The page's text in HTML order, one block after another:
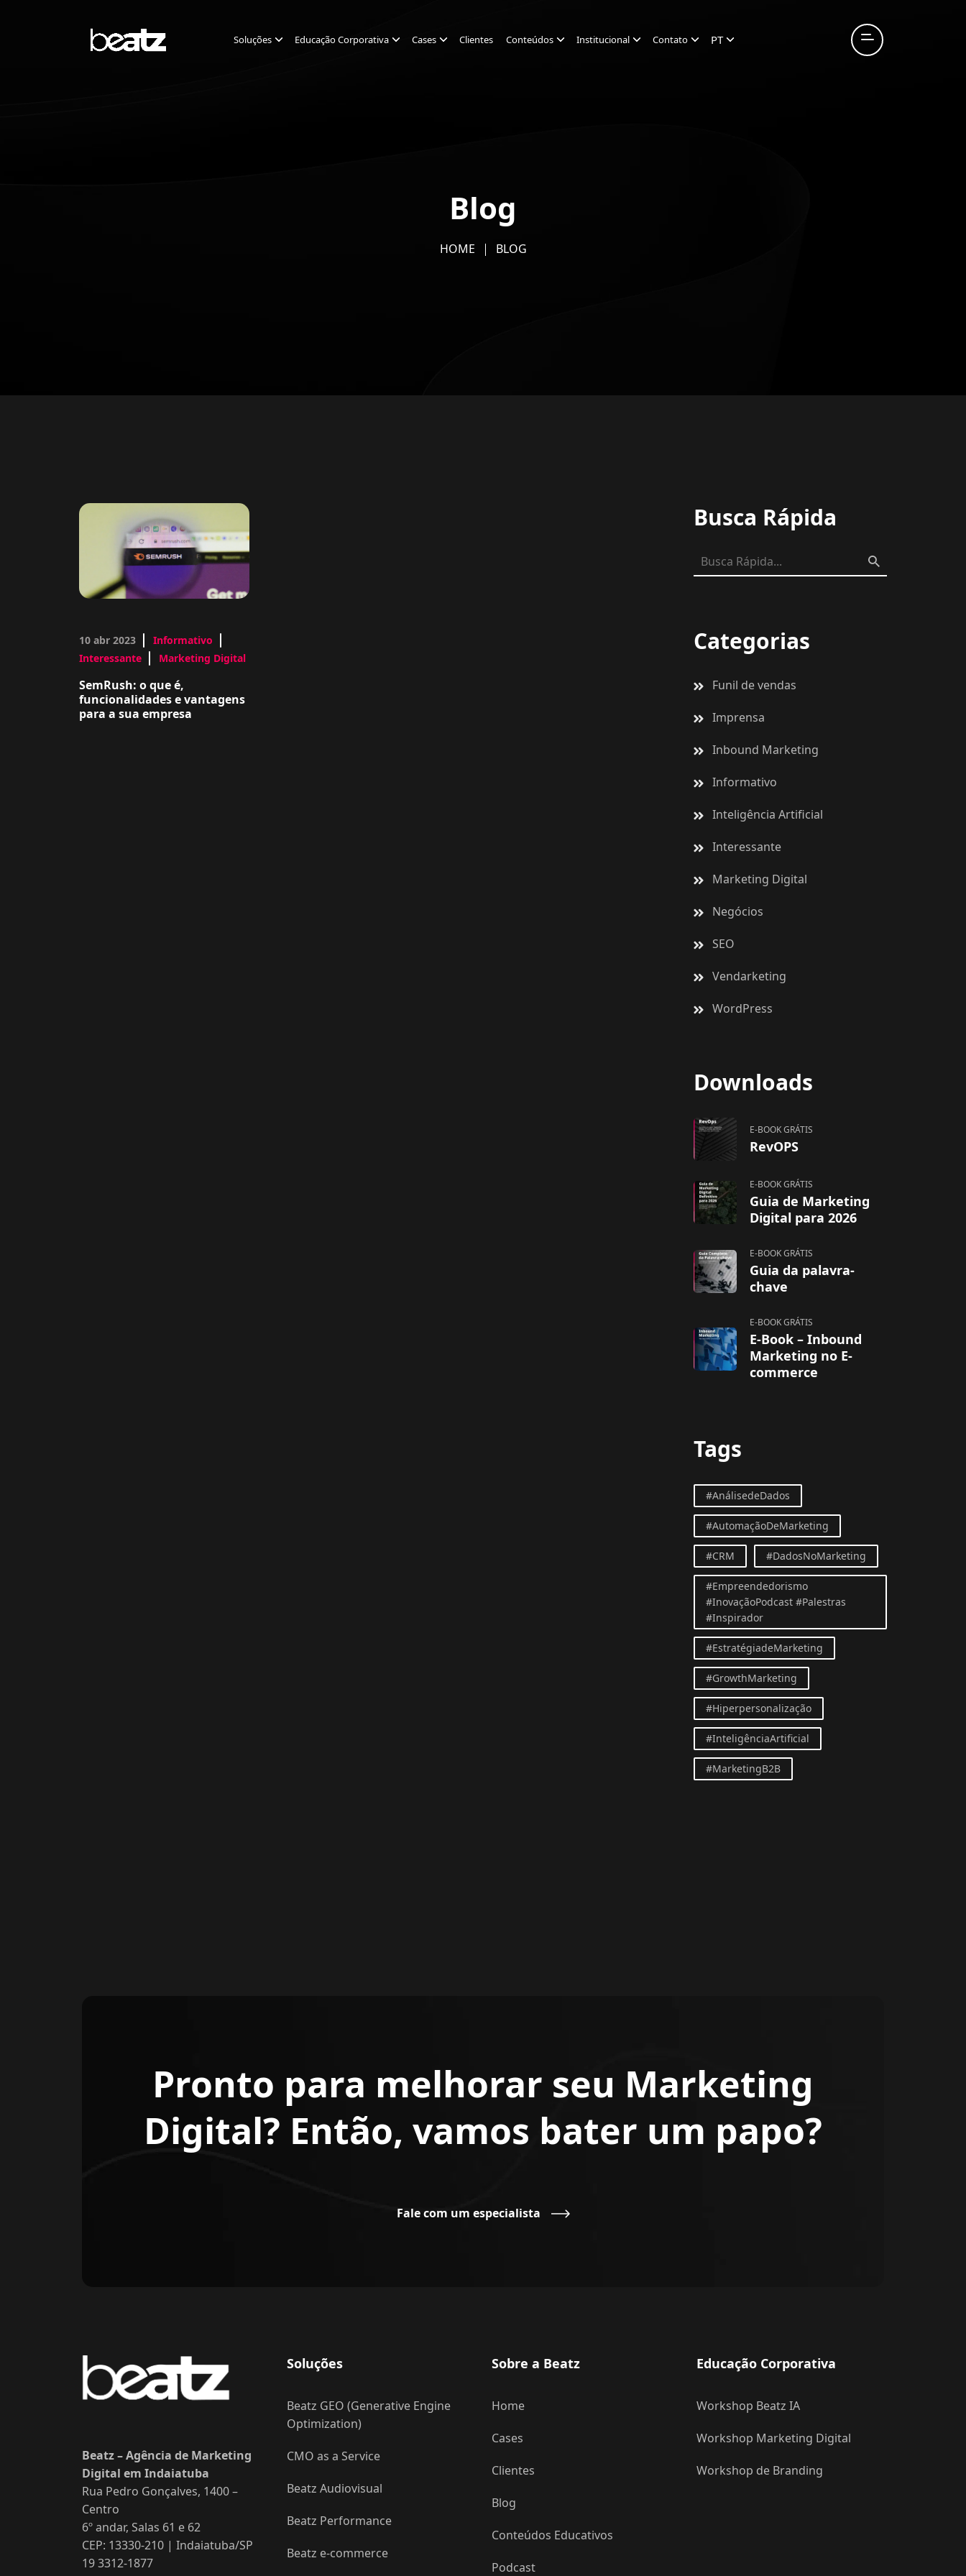
Soluções Educação Corporativa Cases Clientes Conteúdos Institucional Contato PT
Blog
HOME BLOG
10 abr 2023
Informativo
Interessante
Marketing Digital
SemRush: o que é,
funcionalidades e vantagens
para a sua empresa
Busca Rápida
Categorias
Funil de vendas
Imprensa
Inbound Marketing
Informativo
Inteligência Artificial
Interessante
Marketing Digital
Negócios
SEO
Vendarketing
WordPress
Downloads
E-BOOK GRÁTIS
RevOPS
E-BOOK GRÁTIS
Guia de Marketing
Digital para 2026
E-BOOK GRÁTIS
Guia da palavra-
chave
E-BOOK GRÁTIS
E-Book – Inbound
Marketing no E-
commerce
Tags
#AnálisedeDados
#AutomaçãoDeMarketing
#CRM #DadosNoMarketing
#Empreendedorismo
#InovaçãoPodcast #Palestras
#Inspirador
#EstratégiadeMarketing
#GrowthMarketing
#Hiperpersonalização
#InteligênciaArtificial
#MarketingB2B
Pronto para melhorar seu Marketing
Digital? Então, vamos bater um papo?
Fale com um especialista
Beatz – Agência de Marketing
Digital em Indaiatuba
Rua Pedro Gonçalves, 1400 –
Centro
6º andar, Salas 61 e 62
CEP: 13330-210 | Indaiatuba/SP
19 3312-1877
Soluções
Beatz GEO (Generative Engine
Optimization)
CMO as a Service
Beatz Audiovisual
Beatz Performance
Beatz e-commerce
Sobre a Beatz
Home
Cases
Clientes
Blog
Conteúdos Educativos
Podcast
Educação Corporativa
Workshop Beatz IA
Workshop Marketing Digital
Workshop de Branding